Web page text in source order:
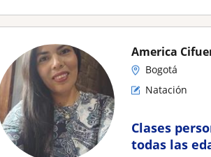
America
Bogotá
Natación
Clases
todas las